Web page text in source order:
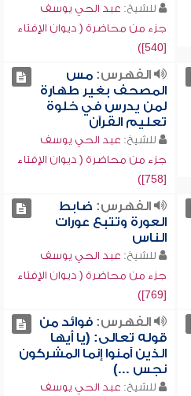
للشيخ: عبد الحي يوسف
جزء من محاضرة ( ديوان الإفتاء
[540])
الفهرس:مس
المصحف بغير طهارة
لمن يدرس في خلوة
تعليم القرآن
للشيخ: عبد الحي يوسف
جزء من محاضرة ( ديوان الإفتاء
[758])
الفهرس: ضابط
العورة وتتبع عورات
الناس
للشيخ: عبد الحي يوسف
جزء من محاضرة ( ديوان الإفتاء
[769])
الفهرس:فوائد من
قوله تعالى: (يا أيها
الذين آمنوا إنما المشركون
نجس ...)
للشيخ: عبد الحي يوسف